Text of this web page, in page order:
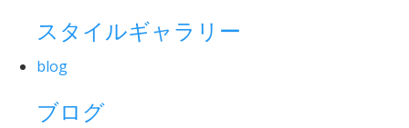
スタイルギャラリー
blog
ブログ